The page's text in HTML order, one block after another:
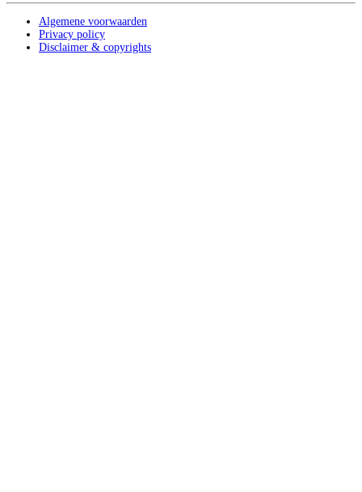
Algemene voorwaarden
Privacy policy
Disclaimer & copyrights